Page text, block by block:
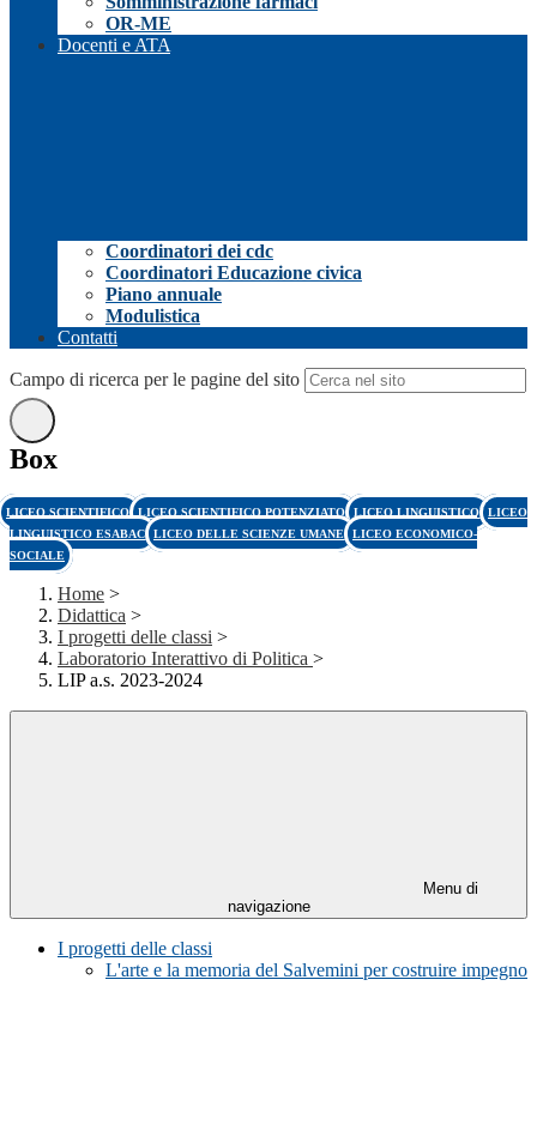
OR-ME
Docenti e ATA
Coordinatori dei cdc
Coordinatori Educazione civica
Piano annuale
Modulistica
Contatti
Campo di ricerca per le pagine del sito
Box
LICEO SCIENTIFICO LICEO SCIENTIFICO POTENZIATO LICEO LINGUISTICO LICEO
LINGUISTICO ESABAC LICEO DELLE SCIENZE UMANE LICEO ECONOMICO-
SOCIALE
Home >
Didattica >
I progetti delle classi >
Laboratorio Interattivo di Politica >
LIP a.s. 2023-2024
Menu di
navigazione
I progetti delle classi
L'arte e la memoria del Salvemini per costruire impegno